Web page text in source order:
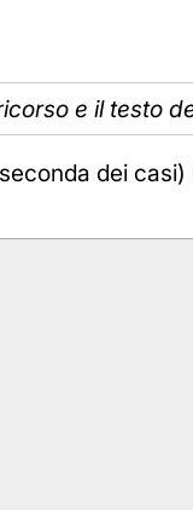
e il testo
dei casi)